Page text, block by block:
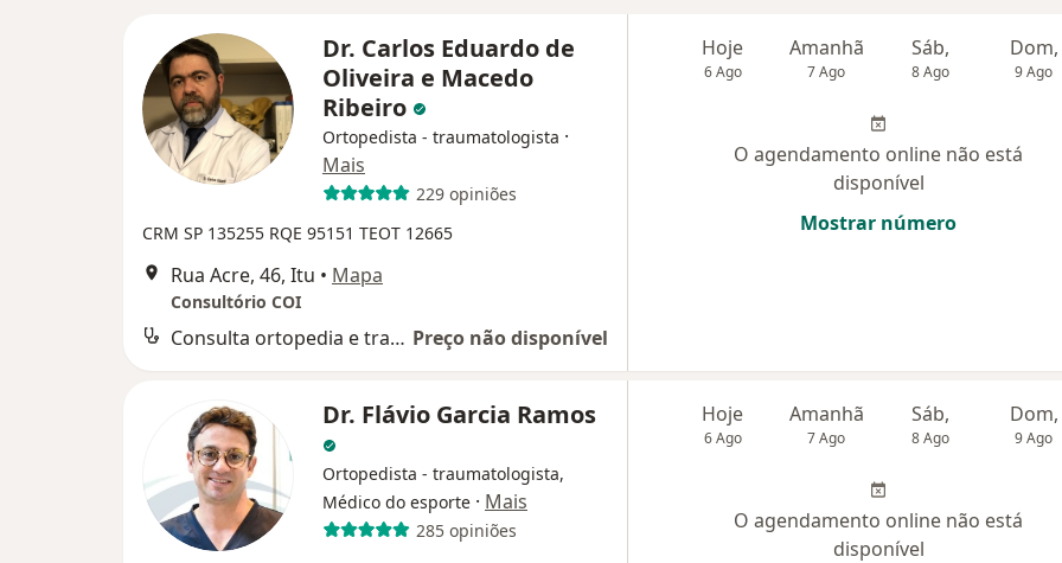
Dr. Carlos Eduardo de
Oliveira e Macedo
Ribeiro
Ortopedista - traumatologista ·
Mais
229 opiniões
CRM SP 135255 RQE 95151 TEOT 12665
Rua Acre, 46, Itu • Mapa
Consultório COI
Consulta ortopedia e traumatologia Preço não disponível
Hoje
6 Ago
Amanhã
7 Ago
Sáb,
8 Ago
Dom,
9 Ago
O agendamento online não está
disponível
Mostrar número
Dr. Flávio Garcia Ramos
Ortopedista - traumatologista,
Médico do esporte · Mais
285 opiniões
Hoje
6 Ago
Amanhã
7 Ago
Sáb,
8 Ago
Dom,
9 Ago
O agendamento online não está
disponível